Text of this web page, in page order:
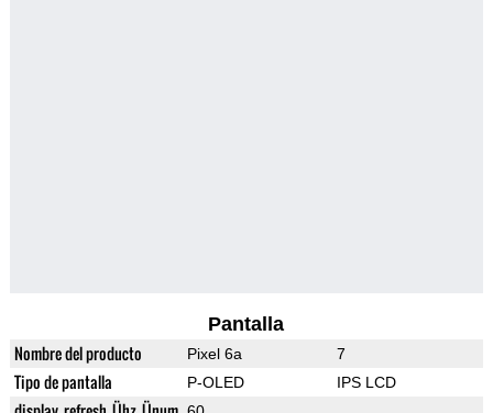
Pantalla
Nombre del producto Pixel 6a 7
Tipo de pantalla P-OLED IPS LCD